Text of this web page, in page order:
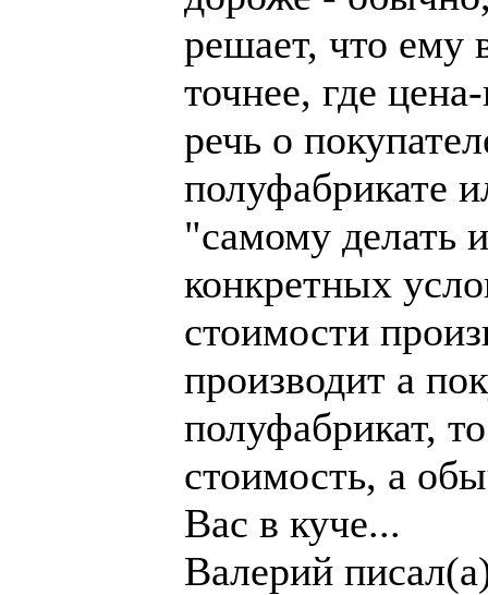
решает, что ему
точнее, где
речь о
полуфабрикате
"самому делать
конкретных
стоимости
производит а
полуфабрикат,
стоимость, а
Вас в куче...
Валерий